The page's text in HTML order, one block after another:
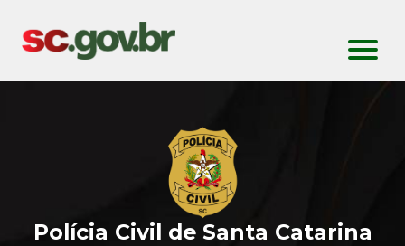
Polícia Civil de Santa Catarina